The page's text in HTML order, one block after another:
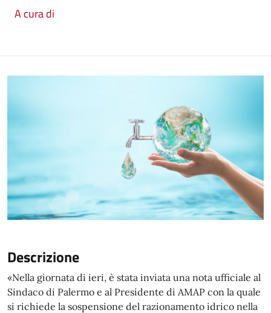
A cura di
Descrizione
«Nella giornata di ieri, è stata inviata una nota ufficiale al
Sindaco di Palermo e al Presidente di AMAP con la quale
si richiede la sospensione del razionamento idrico nella